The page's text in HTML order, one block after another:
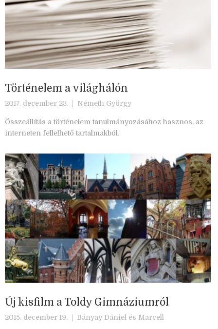
Történelem a világhálón
2017. december 23. | Németh György
Összeállítás a történelem tanulmányozásához hasznos, az
interneten fellelhető tartalmakból.
Új kisfilm a Toldy Gimnáziumról
2015. december 19. | Bányay Dániel és Marcell